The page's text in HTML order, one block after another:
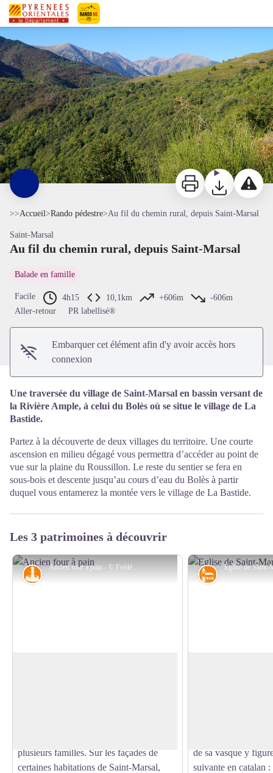
Au fil du chemin rural, depuis Saint-Marsal
Vue sur le Coll Palomeres - © CC Haut Vallespir
ImprimerTéléchargerSignaler
>>Accueil>Rando pédestre>Au fil du chemin rural, depuis Saint-Marsal
Saint-Marsal
Au fil du chemin rural, depuis Saint-Marsal
Balade en famille
Facile 4h15 10,1km +606m
-606m
Aller-retour
PR labellisé®
Embarquer cet élément afin d'y avoir accès hors
connexion
Une traversée du village de Saint-Marsal en bassin versant de
la Rivière Ample, à celui du Bolès où se situe le village de La
Bastide.
Partez à la découverte de deux villages du territoire. Une courte
ascension en milieu dégagé vous permettra d’accéder au point de
vue sur la plaine du Roussillon. Le reste du sentier se fera en
sous-bois et descente jusqu’au cours d’eau du Bolès à partir
duquel vous entamerez la montée vers le village de La Bastide.
Les 3 patrimoines à découvrir
Ancien four à pain - © Frédéric Maler - CC Haut Vallespir
Petit patrimoine
plusieurs familles. Sur les façades de
certaines habitations de Saint-Marsal,
Patrimoine
de sa vasque y
suivante en catalan